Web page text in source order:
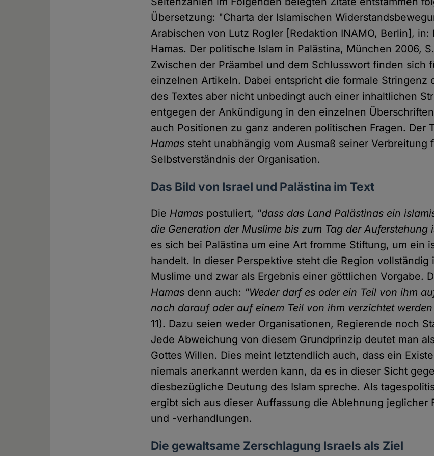
Übersetzung: "Charta der Islamischen
Arabischen von Lutz Rogler [Redaktion INAMO, Berlin], in:
Hamas. Der politische Islam in Palästina, München 2006,
Zwischen der Präambel und dem Schlusswort finden sich
einzelnen Artikeln. Dabei entspricht die formale Stringenz
des Textes aber nicht unbedingt auch einer inhaltlichen
entgegen der Ankündigung in den einzelnen
auch Positionen zu ganz anderen politischen Fragen. Der
Hamas steht unabhängig vom Ausmaß seiner Verbreitung
Selbstverständnis der Organisation.
Das Bild von Israel und Palästina im Text
Die Hamas postuliert, "dass das Land Palästinas ein
die Generation der Muslime bis zum Tag der Auferstehung
es sich bei Palästina um eine Art fromme Stiftung, um ein
handelt. In dieser Perspektive steht die Region vollständig
Muslime und zwar als Ergebnis einer göttlichen Vorgabe.
Hamas denn auch: "Weder darf es oder ein Teil von ihm
noch darauf oder auf einem Teil von ihm verzichtet
11). Dazu seien weder Organisationen, Regierende noch
Jede Abweichung von diesem Grundprinzip deutet man
Gottes Willen. Dies meint letztendlich auch, dass ein
niemals anerkannt werden kann, da es in dieser Sicht
diesbezügliche Deutung des Islam spreche. Als
ergibt sich aus dieser Auffassung die Ablehnung jeglicher
und -verhandlungen.
Die gewaltsame Zerschlagung Israels als Ziel